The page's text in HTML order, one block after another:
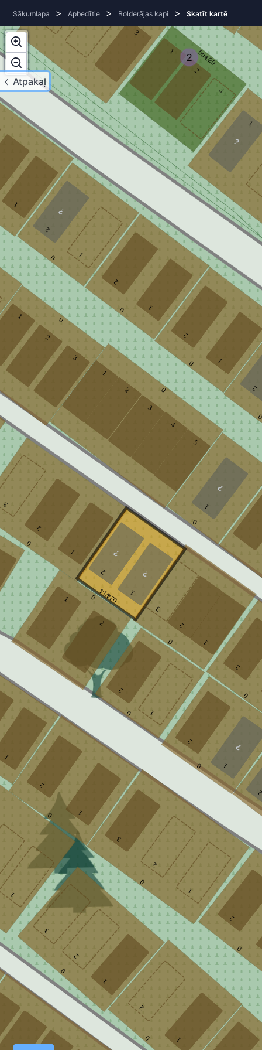
Atpakaļ
Sākumlapa > Apbedītie > Bolderājas kapi > Skatīt kartē
0
0
0
0
0
0
0
0
0
0
0
024/14
004/20
0
0
0
0
0
0
1
1
2
3
1
1
2
1
2
1
2
2
1
2
3
1
2
3
4
1
2
1
2
1
1
2
3
1
2
1
2
1
2
1
2
1
2
3
1
2
1
2
3
1
2
1
5
2
3
3
2